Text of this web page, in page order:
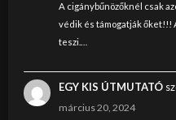
A cigánybűnözőknél csak
védik és támogatják őket!!!
teszi.…
EGY KIS ÚTMUTATÓ
március 20, 2024